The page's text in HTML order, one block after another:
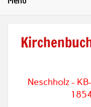
Neschholz -